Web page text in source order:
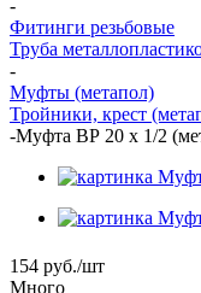
-
Фитинги резьбовые
Труба
-
Муфты (метапол)
Тройники, крест
-Муфта ВР 20 х 1/2
154 руб./шт
Много